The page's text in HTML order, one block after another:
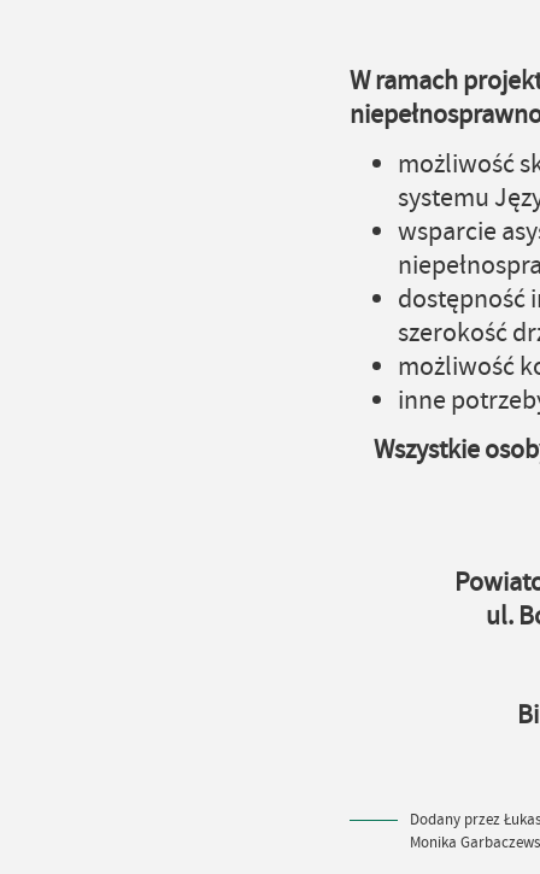
W ramach
możliwość
systemu
wsparcie
dostępność
szerokość
możliwość
inne
Wszystkie
ul.
Dodany przez
Monika